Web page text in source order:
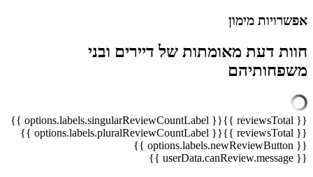
אפשרויות מימון
חוות דעת מאומתות של דיירים ובני
משפחותיהם
{{ reviewsTotal }}
{{ options.labels.singularReviewCountLabel }}
{{ reviewsTotal }}
{{ options.labels.pluralReviewCountLabel }}
{{ options.labels.newReviewButton }}
{{ userData.canReview.message }}